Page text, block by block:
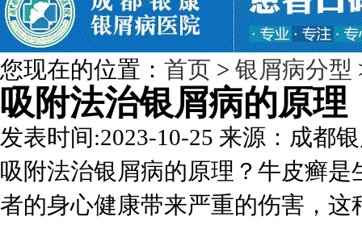
您现在的位置： 首页 > 银屑病分型
吸附法治银屑病的原理
发表时间:2023-10-25 来源：成都
吸附法治银屑病的原理？牛皮癣
者的身心健康带来严重的伤害，